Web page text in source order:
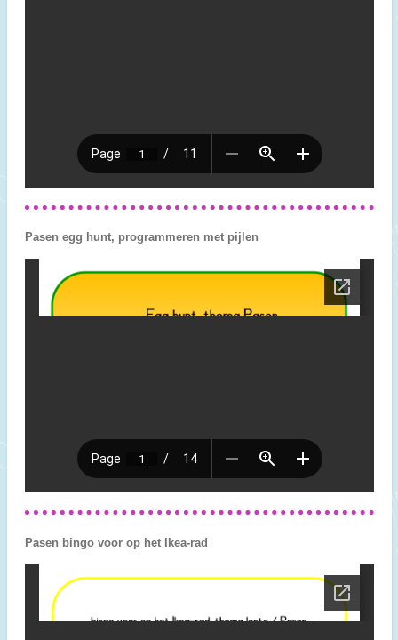
Pasen egg hunt, programmeren met pijlen
Pasen bingo voor op het Ikea-rad